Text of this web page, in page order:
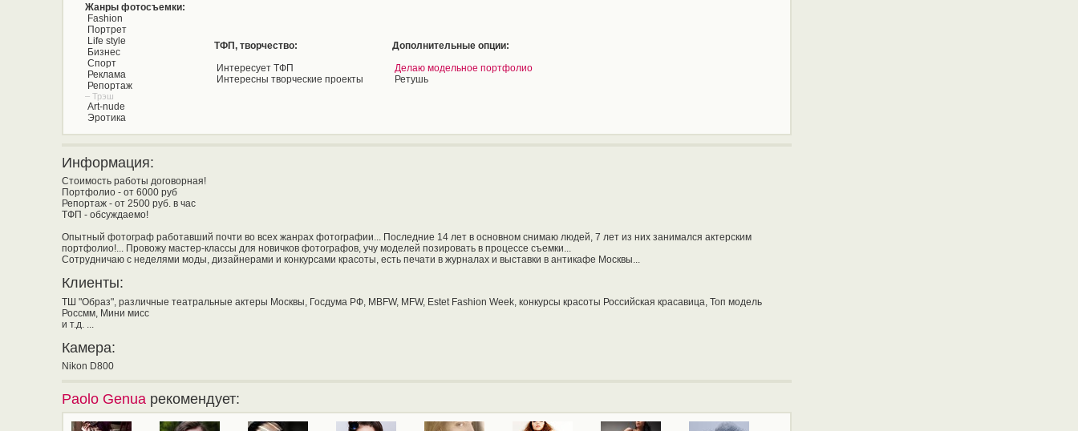
Жанры фотосъемки:
Fashion
Портрет
Life style
Бизнес
Спорт
Реклама
Репортаж
– Трэш
Art-nude
Эротика
ТФП, творчество:
Интересует ТФП
Интересны творческие проекты
Дополнительные опции:
Делаю модельное портфолио
Ретушь
Информация:
Стоимость работы договорная!
Портфолио - от 6000 руб
Репортаж - от 2500 руб. в час
ТФП - обсуждаемо!
Опытный фотограф работавший почти во всех жанрах фотографии... Последние 14 лет в основном снимаю людей, 7 лет из них занимался актерским
портфолио!... Провожу мастер-классы для новичков фотографов, учу моделей позировать в процессе съемки...
Сотрудничаю с неделями моды, дизайнерами и конкурсами красоты, есть печати в журналах и выставки в антикафе Москвы...
Клиенты:
ТШ "Oбраз", различные театральные актеры Москвы, Госдума РФ, MBFW, MFW, Estet Fashion Week, конкурсы красоты Российская красавица, Топ модель
Россмм, Мини мисс
и т.д. ...
Камера:
Nikon D800
Paolo Genua рекомендует: